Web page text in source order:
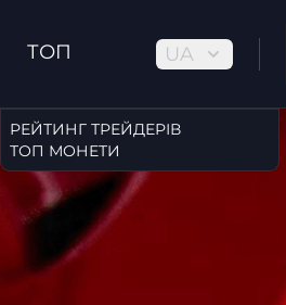
ТОП
РЕЙТИНГ ТРЕЙДЕРІВ
ТОП МОНЕТИ
UA